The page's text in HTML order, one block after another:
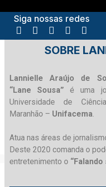
Siga nossas redes
SOBRE
Lannielle Araújo de
“Lane Sousa” é uma
Universidade de
Maranhão – Unifacema.
Atua nas áreas de
Deste 2020 comanda o
entretenimento o